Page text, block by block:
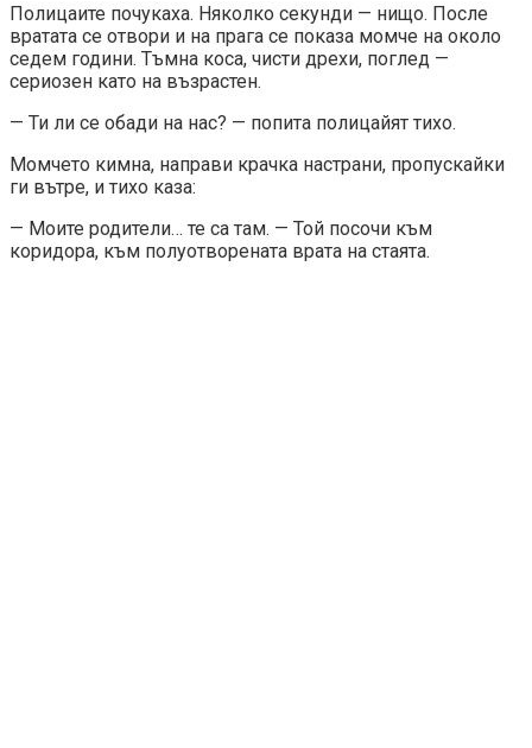
Полицаите почукаха. Няколко секунди — нищо. После
вратата се отвори и на прага се показа момче на около
седем години. Тъмна коса, чисти дрехи, поглед —
сериозен като на възрастен.
— Ти ли се обади на нас? — попита полицайят тихо.
Момчето кимна, направи крачка настрани, пропускайки
ги вътре, и тихо каза:
— Моите родители… те са там. — Той посочи към
коридора, към полуотворената врата на стаята.